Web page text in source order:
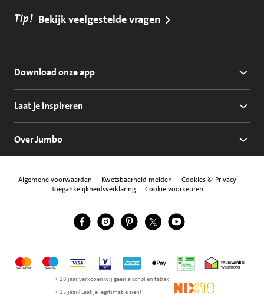
Tip! Bekijk veelgestelde vragen
Download onze app
Laat je inspireren
Over Jumbo
Algemene voorwaarden Kwetsbaarheid melden
Cookies & Privacy
Toegankelijkheidsverklaring
Cookie voorkeuren
Volg ons
Jumbo Facebook
Jumbo Instagram
Jumbo Pinterest
Jumbo Twitter
Jumbo YouTube
MastercardMaestroVisa Vpay American Express
Apple Pay Thuiswinkel
< 18 jaar verkopen wij geen alcohol en tabak
< 25 jaar? Laat je legitimatie zien!
NIX18